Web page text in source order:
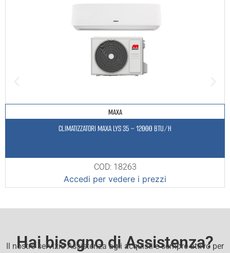
MAXA
CLIMATIZZATORI MAXA LYS 35 – 12000 BTU/H
COD: 18263
Accedi per vedere i prezzi
Hai bisogno di Assistenza?
Il nostro servizio Assistenza agli acquisti e sempre attivo per